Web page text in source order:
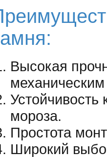
Высокая
Устойчивость
мороза.
Простота
Широкий